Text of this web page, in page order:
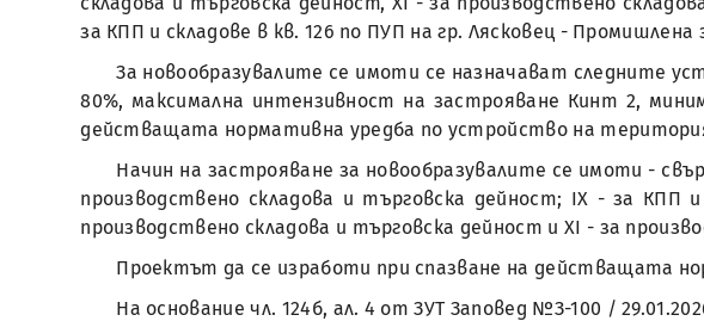
за КПП и складове в кв. 126 по ПУП на гр. Лясковец - Промишлена
За новообразувалите се имоти се назначават следните
80%, максимална интензивност на застрояване Кинт 2,
действащата нормативна уредба по устройство на
Начин на застрояване за новообразувалите се имоти -
производствено складова и търговска дейност; IX - за КПП
производствено складова и търговска дейност и XI - за
Проектът да се изработи при спазване на действащата
На основание чл. 124б, ал. 4 от ЗУТ Заповед №З-100 /